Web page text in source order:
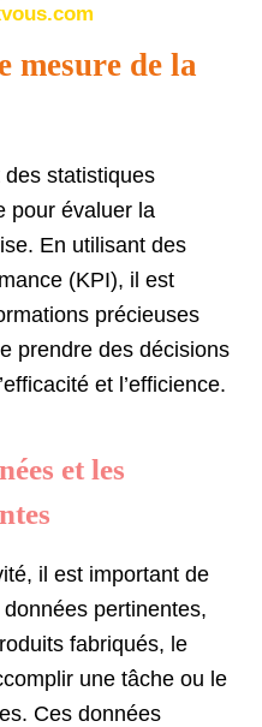
mesure de la
des statistiques
pour évaluer la
En utilisant des
(KPI), il est
précieuses
prendre des décisions
et l’efficience.
et les
il est important de
pertinentes,
fabriqués, le
une tâche ou le
Ces données